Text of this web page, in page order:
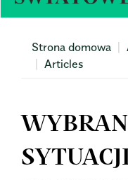
Strona domowa
Articles